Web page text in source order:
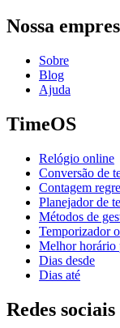
Nossa
Sobre
Blog
Ajuda
TimeOS
Relógio online
Conversão de
Contagem
Planejador de
Métodos de
Temporizador
Melhor horário
Dias desde
Dias até
Redes sociais